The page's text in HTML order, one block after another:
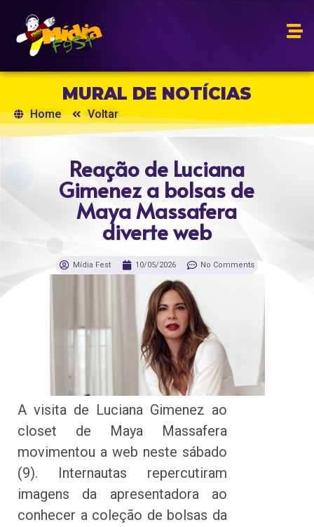
MURAL DE NOTÍCIAS
Home Voltar
Reação de Luciana
Gimenez a bolsas de
Maya Massafera
diverte web
Mídia Fest 10/05/2026 No Comments
A visita de Luciana Gimenez ao
closet de Maya Massafera
movimentou a web neste sábado
(9). Internautas repercutiram
imagens da apresentadora ao
conhecer a coleção de bolsas da